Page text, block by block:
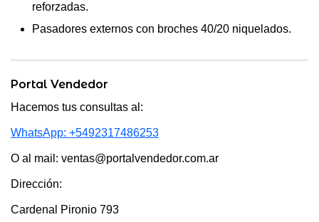
reforzadas.
Pasadores externos con broches 40/20 niquelados.
Portal Vendedor
Hacemos tus consultas al:
WhatsApp: +5492317486253
O al mail: ventas@portalvendedor.com.ar
Dirección:
Cardenal Pironio 793